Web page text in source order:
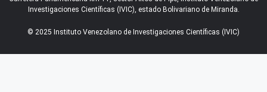
Investigaciones Científicas (IVIC), estado Bolivariano de Miranda.
© 2025 Instituto Venezolano de Investigaciones Científicas (IVIC)